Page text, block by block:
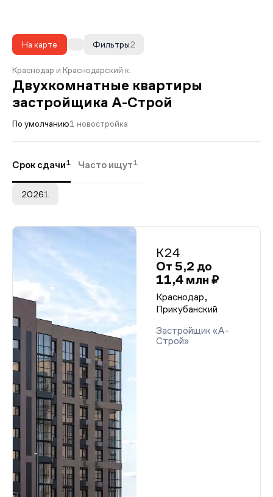
На карте 2
Фильтры
Краснодар и Краснодарский к.
Двухкомнатные квартиры
застройщика А-Строй
По умолчанию1 новостройка
Срок сдачи1 Часто ищут1
20261
К24
От 5,2 до
11,4 млн ₽
Краснодар,
Прикубанский
Застройщик «А-
Строй»